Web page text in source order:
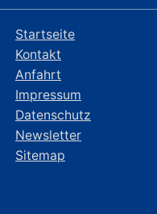
Startseite
Kontakt
Anfahrt
Impressum
Datenschutz
Newsletter
Sitemap